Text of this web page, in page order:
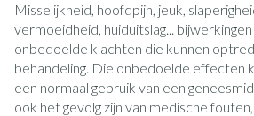
Misselijkheid, hoofdpijn, jeuk,
vermoeidheid, huiduitslag...
onbedoelde klachten die kunnen
behandeling. Die onbedoelde effecten
een normaal gebruik van een
ook het gevolg zijn van medische